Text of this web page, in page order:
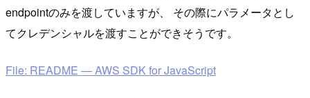
endpointのみを渡していますが、 その際にパラメータとし
てクレデンシャルを渡すことができそうです。
File: README — AWS SDK for JavaScript